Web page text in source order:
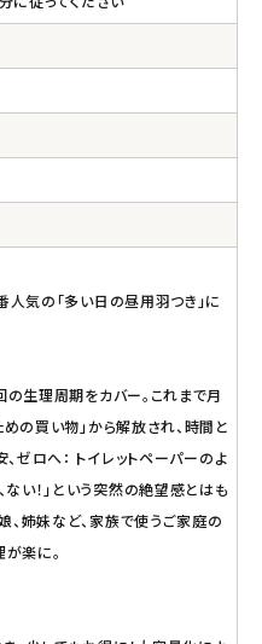
気の「多い日の昼用羽つき」に
生理周期をカバー。これまで月
の買い物」から解放され、時間と
ゼロへ： トイレットペーパーのよ
ない！」という突然の絶望感とはも
、姉妹など、家族で使うご家庭の
楽に。